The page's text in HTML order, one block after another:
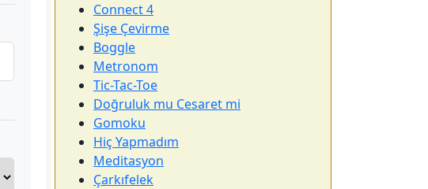
Connect 4
Şişe Çevirme
Boggle
Metronom
Tic-Tac-Toe
Doğruluk mu Cesaret mi
Gomoku
Hiç Yapmadım
Meditasyon
Çarkıfelek